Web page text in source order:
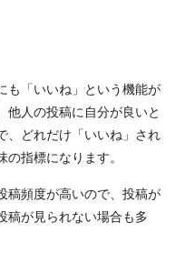
も「いいね」という機能が
他人の投稿に自分が良いと
、どれだけ「いいね」され
指標になります。
稿頻度が高いので、投稿が
稿が見られない場合も多